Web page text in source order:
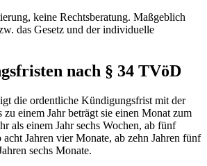
keine Rechtsberatung. Maßgeblich
das Gesetz und der individuelle
nach § 34 TVöD
die ordentliche Kündigungsfrist mit der
einem Jahr beträgt sie einen Monat zum
als einem Jahr sechs Wochen, ab fünf
acht Jahren vier Monate, ab zehn Jahren fünf
sechs Monate.